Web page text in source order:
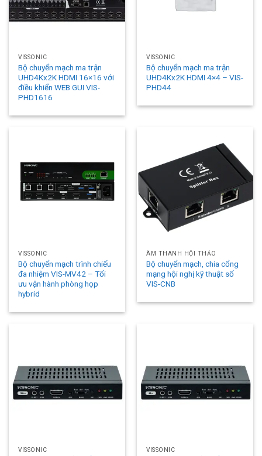
VISSONIC
Bộ chuyển mạch ma trận
UHD4Kx2K HDMI 16×16 với
điều khiển WEB GUI VIS-
PHD1616
VISSONIC
Bộ chuyển mạch ma trận
UHD4Kx2K HDMI 4×4 – VIS-
PHD44
VISSONIC
Bộ chuyển mạch trình chiếu
đa nhiệm VIS-MV42 – Tối
ưu vận hành phòng họp
hybrid
ÂM THANH HỘI THẢO
Bộ chuyển mạch, chia cổng
mạng hội nghị kỹ thuật số
VIS-CNB
VISSONIC VISSONIC